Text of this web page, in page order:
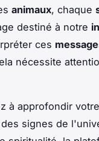
animaux, chaque
destiné à notre
ces
nécessite
à approfondir votre
signes de